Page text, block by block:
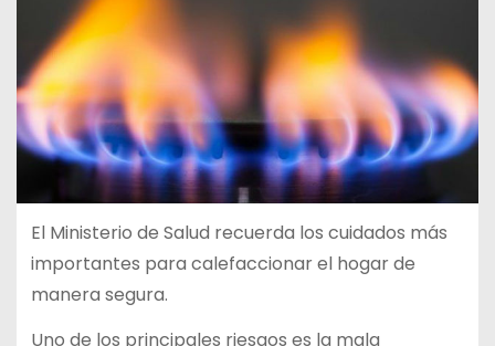
El Ministerio de Salud recuerda los cuidados más
importantes para calefaccionar el hogar de
manera segura.
Uno de los principales riesgos es la mala